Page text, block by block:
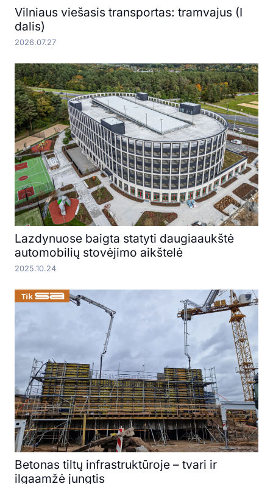
Vilniaus viešasis transportas: tramvajus (I
dalis)
2026.07.27
Lazdynuose baigta statyti daugiaaukštė
automobilių stovėjimo aikštelė
2025.10.24
Betonas tiltų infrastruktūroje – tvari ir
ilgaamžė jungtis